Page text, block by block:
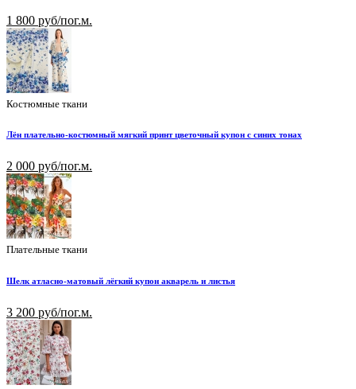
1 800 руб/пог.м.
Костюмные ткани
Лён плательно-костюмный мягкий принт цветочный купон с синих тонах
2 000 руб/пог.м.
Плательные ткани
Шелк атласно-матовый лёгкий купон акварель и листья
3 200 руб/пог.м.